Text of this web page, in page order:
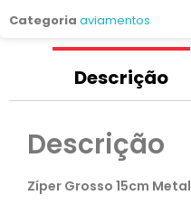
Categoria aviamentos
Descrição
Descrição
Zíper Grosso 15cm Metal